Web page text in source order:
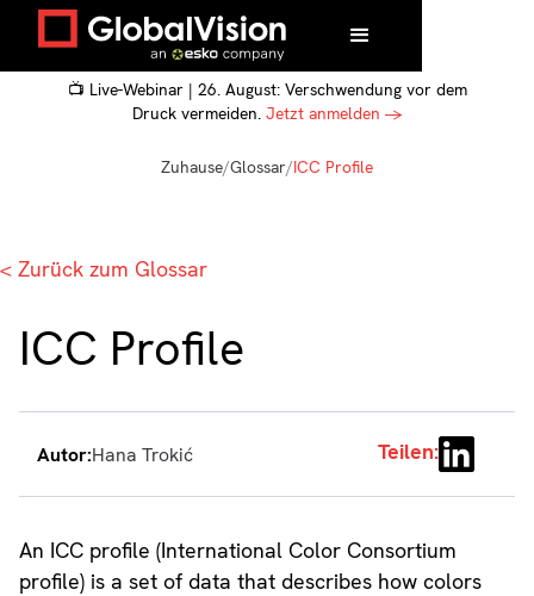
📺 Live-Webinar | 26. August: Verschwendung vor dem
Druck vermeiden. Jetzt anmelden →
Zuhause/Glossar/ICC Profile
< Zurück zum Glossar
ICC Profile
Autor:Hana Trokić Teilen:
An ICC profile (International Color Consortium
profile) is a set of data that describes how colors